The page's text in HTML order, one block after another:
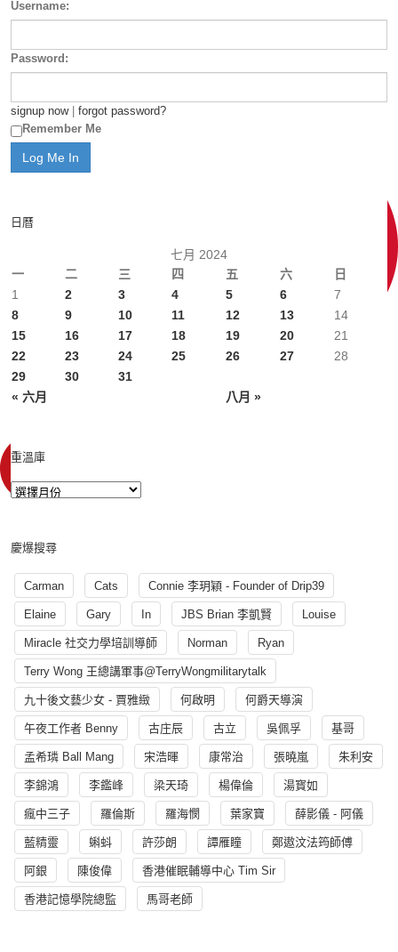
Username:
Password:
signup now| forgot password?
Remember Me
日曆
七月 2024
一
二 三 四 五 六 日
« 六月 八月 »
1 2 3 4 5 6
7
8
9 10 11 12 13
14
15
16 17 18 19 20
21
22
23 24 25 26 27
28
29
30 31
重溫庫
慶爆搜尋
Carman Cats Connie 李玥穎 - Founder of Drip39
Elaine Gary In JBS Brian 李凱賢 Louise
Miracle 社交力學培訓導師 Norman Ryan
Terry Wong 王總講軍事@TerryWongmilitarytalk
九十後文藝少女 - 賈雅緻 何啟明 何爵天導演
午夜工作者 Benny 古庄辰 古立 吳佩孚 基哥
孟希璘 Ball Mang 宋浩暉 康常治 張曉嵐 朱利安
李錦鴻 李鑑峰 梁天琦 楊偉倫 湯寳如
瘋中三子 羅倫斯 羅海憫 葉家寶 薛影儀 - 阿儀
藍精靈 蝌蚪 許莎朗 譚雁瞳 鄭遨汶法筠師傅
阿銀 陳俊偉 香港催眠輔導中心 Tim Sir
香港記憶學院總監 馬哥老師